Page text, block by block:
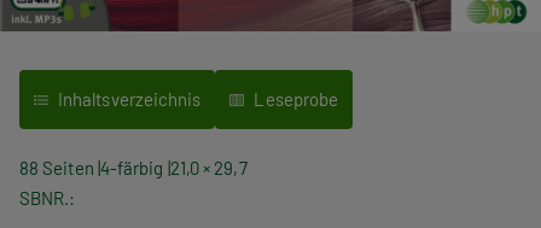
Inhaltsverzeichnis Leseprobe
88 Seiten 4-färbig 21,0 × 29,7
SBNR.